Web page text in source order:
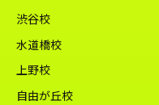
渋谷校
水道橋校
上野校
自由が丘校